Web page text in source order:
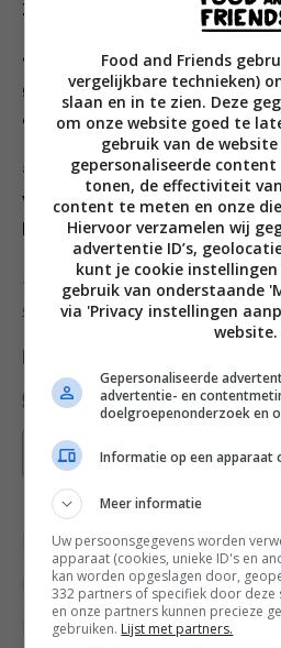
Zorg dat het mooi verspreid
4.
Verdeel kruidnoten,
granaatappelpitjes over de
de koelkast. Laat tenminste 4
5.
Haal de cakevorm los en
van de bodem. Snijd in grove
koelkast.
Dit is een recept van Max
eerlijke chocolade
Bewaar recept
Chocolade Gelegenheid
Recepten Sinterklaas
Tussendoortjes
Food and Friends
vergelijkbare technieken)
slaan en in te zien. Deze
om onze website goed te
gebruik van de
gepersonaliseerde
tonen, de effectiviteit
content te meten en onze
Hiervoor verzamelen wij
advertentie ID’s,
kunt je cookie
gebruik van onderstaande
via 'Privacy instellingen
website.
Gepersonaliseerde
advertentie- en
doelgroepenonderzoek en
Informatie op een apparaat
Meer informatie
Uw persoonsgegevens worden
apparaat (cookies, unieke ID's en
kan worden opgeslagen door,
332 partners of specifiek door deze
en onze partners kunnen precieze
gebruiken. Lijst met partners.